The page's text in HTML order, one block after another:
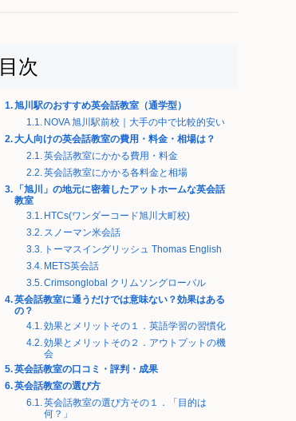
目次
旭川駅のおすすめ英会話教室（通学型）
NOVA 旭川駅前校｜大手の中で比較的安い
大人向けの英会話教室の費用・料金・相場は？
英会話教室にかかる費用・料金
英会話教室にかかる各料金と相場
「旭川」の地元に密着したアットホームな英会話
教室
HTCs(ワンダーコード旭川大町校)
スノーマン米会話
トーマスイングリッシュ Thomas English
METS英会話
Crimsonglobal クリムソングローバル
英会話教室に通うだけでは意味ない？効果はある
の？
効果とメリットその１．英語学習の習慣化
効果とメリットその２．アウトプットの機
会
英会話教室の口コミ・評判・成果
英会話教室の選び方
英会話教室の選び方その１．「目的は
何？」